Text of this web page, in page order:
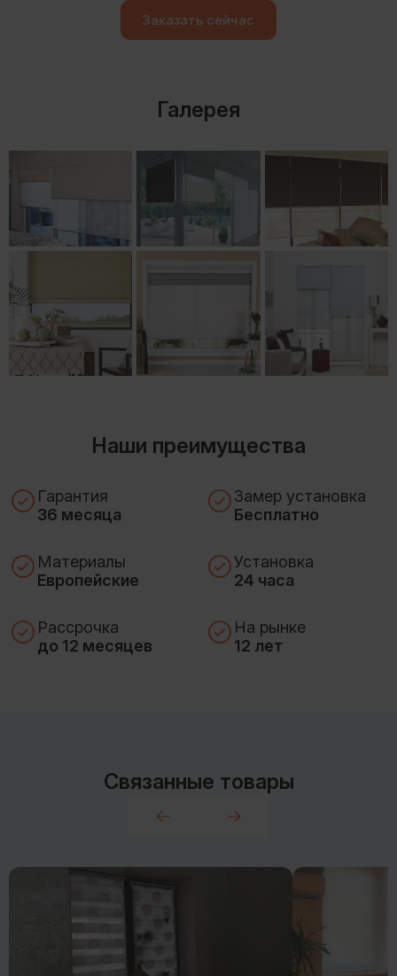
Заказать сейчас
Галерея
Наши преимущества
Гарантия
36 месяца
Замер установка
Бесплатно
Материалы
Европейские
Установка
24 часа
Рассрочка
до 12 месяцев
На рынке
12 лет
Связанные товары